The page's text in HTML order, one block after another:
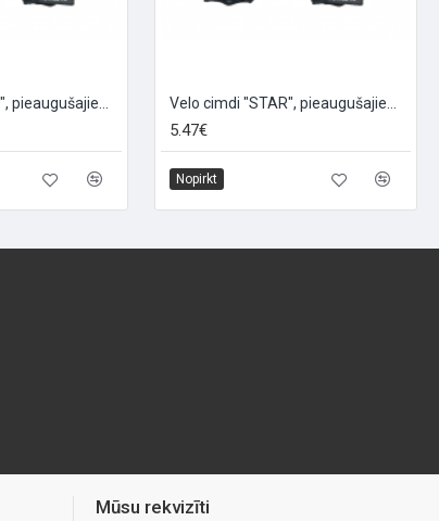
5.47€
Nopirkt
Mūsu rekvizīti